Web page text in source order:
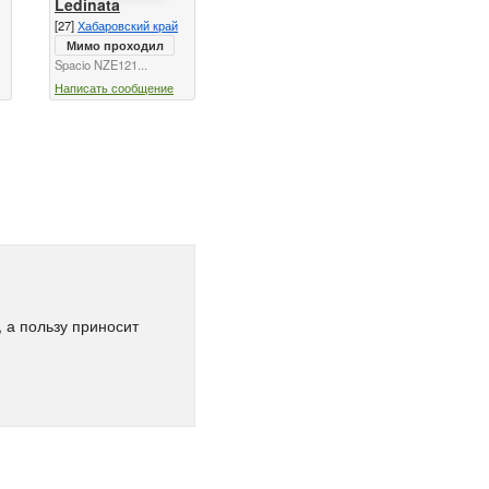
[27]Хабаровский край
Мимо проходил
Spacio NZE121...
Написать сообщение
пользу приносит